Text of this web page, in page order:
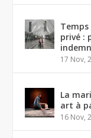
privé :
17 Nov,
La
art à
16 Nov,